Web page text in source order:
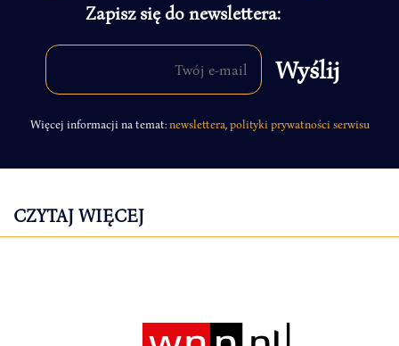
Zapisz się do newslettera:
Więcej informacji na temat:newslettera polityki prywatności serwisu
CZYTAJ WIĘCEJ